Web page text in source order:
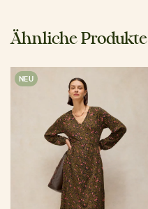
Ähnliche Produkte
NEU